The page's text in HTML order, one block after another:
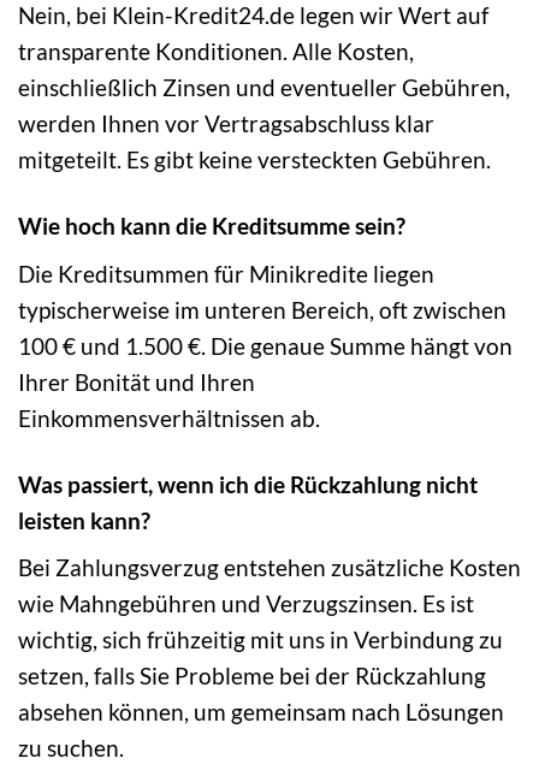
Nein, bei Klein-Kredit24.de legen wir Wert auf
transparente Konditionen. Alle Kosten,
einschließlich Zinsen und eventueller Gebühren,
werden Ihnen vor Vertragsabschluss klar
mitgeteilt. Es gibt keine versteckten Gebühren.
Wie hoch kann die Kreditsumme sein?
Die Kreditsummen für Minikredite liegen
typischerweise im unteren Bereich, oft zwischen
100 € und 1.500 €. Die genaue Summe hängt von
Ihrer Bonität und Ihren
Einkommensverhältnissen ab.
Was passiert, wenn ich die Rückzahlung nicht
leisten kann?
Bei Zahlungsverzug entstehen zusätzliche Kosten
wie Mahngebühren und Verzugszinsen. Es ist
wichtig, sich frühzeitig mit uns in Verbindung zu
setzen, falls Sie Probleme bei der Rückzahlung
absehen können, um gemeinsam nach Lösungen
zu suchen.